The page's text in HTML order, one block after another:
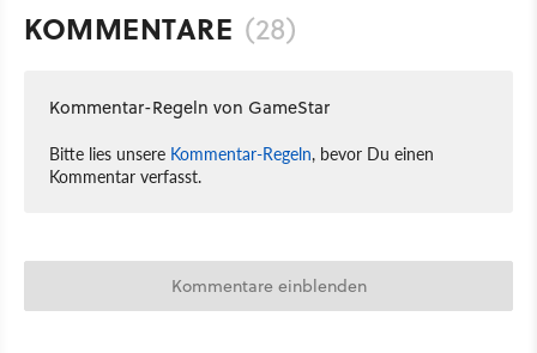
KOMMENTARE (28)
Kommentar-Regeln von GameStar
Bitte lies unsere Kommentar-Regeln, bevor Du einen
Kommentar verfasst.
Kommentare einblenden